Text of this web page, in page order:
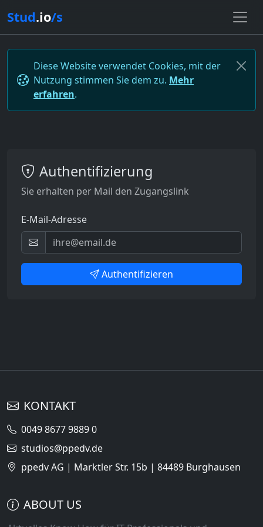
Stud.io/s
Diese Website verwendet Cookies, mit der
Nutzung stimmen Sie dem zu. Mehr
erfahren.
Authentifizierung
Sie erhalten per Mail den Zugangslink
E-Mail-Adresse
Authentifizieren
KONTAKT
0049 8677 9889 0
studios@ppedv.de
ppedv AG | Marktler Str. 15b | 84489 Burghausen
ABOUT US